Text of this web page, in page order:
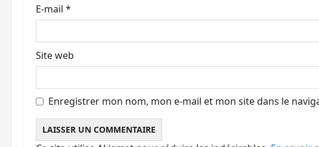
i
l
e
E-mail *
Site web
Enregistrer mon nom, mon e-mail et mon site dans le